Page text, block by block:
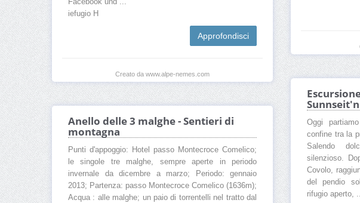
Facebook und ...
iefugio H
Approfondisci
Creato da www.alpe-nemes.com
Sunnseit'n
Oggi
confine tra la
Salendo
silenzioso.
Covolo,
del pendio
rifugio aperto,
Anello delle 3 malghe - Sentieri di
montagna
Punti d'appoggio: Hotel passo Montecroce Comelico;
le singole tre malghe, sempre aperte in periodo
invernale da dicembre a marzo; Periodo: gennaio
2013; Partenza: passo Montecroce Comelico (1636m);
Acqua : alle malghe; un paio di torrentelli nel tratto dal